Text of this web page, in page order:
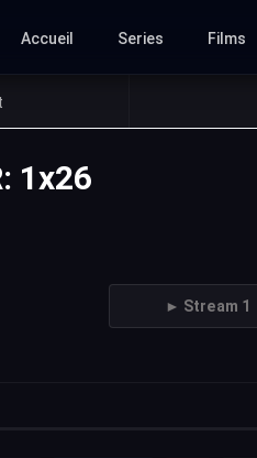
Accueil Series Films
1x26
► Stream 1